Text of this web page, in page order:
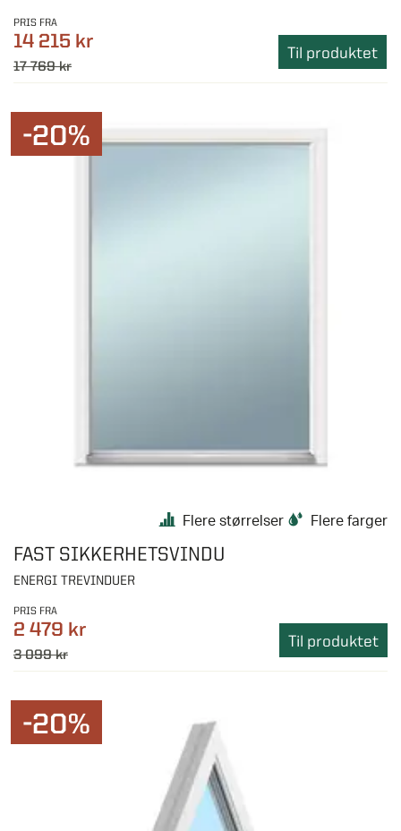
PRIS FRA
14 215 kr
17 769 kr
Til produktet
-20%
Flere størrelser Flere farger
FAST SIKKERHETSVINDU
ENERGI TREVINDUER
PRIS FRA
2 479 kr
3 099 kr
Til produktet
-20%